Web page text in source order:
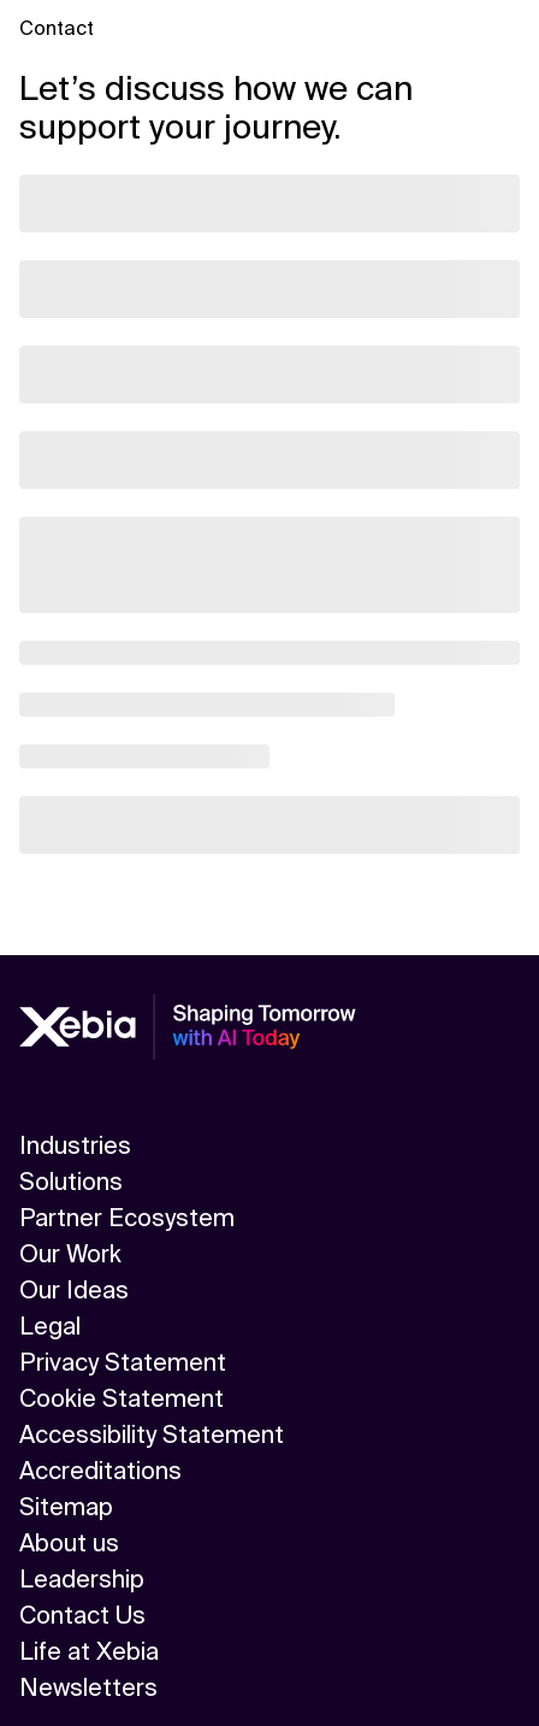
Contact
Let’s discuss how we can
support your journey.
Industries
Solutions
Partner Ecosystem
Our Work
Our Ideas
Legal
Privacy Statement
Cookie Statement
Accessibility Statement
Accreditations
Sitemap
About us
Leadership
Contact Us
Life at Xebia
Newsletters